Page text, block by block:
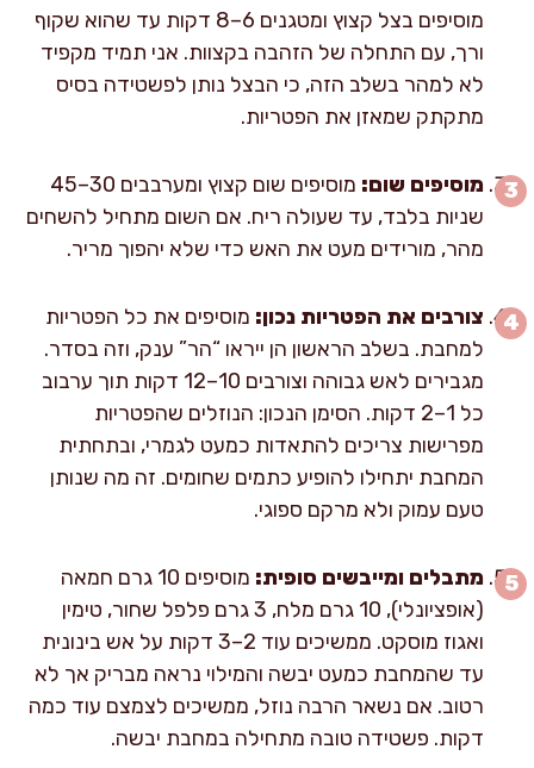
מוסיפים בצל קצוץ ומטגנים 6–8 דקות עד שהוא שקוף
ורך, עם התחלה של הזהבה בקצוות. אני תמיד מקפיד
לא למהר בשלב הזה, כי הבצל נותן לפשטידה בסיס
מתקתק שמאזן את הפטריות.
מוסיפים שום:
מוסיפים שום קצוץ ומערבבים 30–45
שניות בלבד, עד שעולה ריח. אם השום מתחיל להשחים
מהר, מורידים מעט את האש כדי שלא יהפוך מריר.
צורבים את הפטריות נכון: מוסיפים את כל הפטריות
למחבת. בשלב הראשון הן ייראו “הר” ענק, וזה בסדר.
מגבירים לאש גבוהה וצורבים 10–12 דקות תוך ערבוב
כל 1–2 דקות. הסימן הנכון: הנוזלים שהפטריות
מפרישות צריכים להתאדות כמעט לגמרי, ובתחתית
המחבת יתחילו להופיע כתמים שחומים. זה מה שנותן
טעם עמוק ולא מרקם ספוגי.
מתבלים ומייבשים סופית:
מוסיפים 10 גרם חמאה
(אופציונלי), 10 גרם מלח, 3 גרם פלפל שחור, טימין
ואגוז מוסקט. ממשיכים עוד 2–3 דקות על אש בינונית
עד שהמחבת כמעט יבשה והמילוי נראה מבריק אך לא
רטוב. אם נשאר הרבה נוזל, ממשיכים לצמצם עוד כמה
דקות. פשטידה טובה מתחילה במחבת יבשה.